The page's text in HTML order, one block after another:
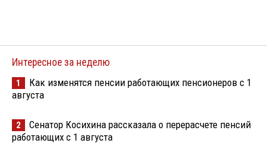
Интересное за неделю
1
Как изменятся пенсии работающих пенсионеров с 1
августа
2
Сенатор Косихина рассказала о перерасчете пенсий
работающих с 1 августа